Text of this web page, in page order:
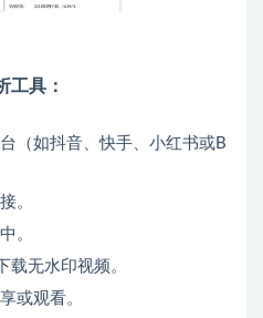
工具：
（如抖音、快手、小红书或B
。
。
载无水印视频。
或观看。